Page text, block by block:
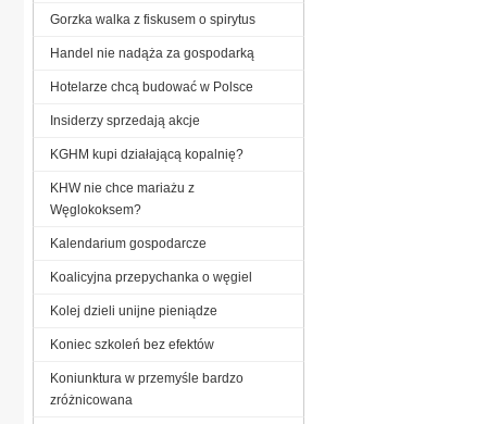
Gorzka walka z fiskusem o spirytus
Handel nie nadąża za gospodarką
Hotelarze chcą budować w Polsce
Insiderzy sprzedają akcje
KGHM kupi działającą kopalnię?
KHW nie chce mariażu z
Węglokoksem?
Kalendarium gospodarcze
Koalicyjna przepychanka o węgiel
Kolej dzieli unijne pieniądze
Koniec szkoleń bez efektów
Koniunktura w przemyśle bardzo
zróżnicowana